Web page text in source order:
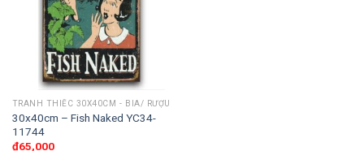
TRANH THIẾC 30X40CM - BIA/ RƯỢU
30x40cm – Fish Naked YC34-
11744
₫65,000